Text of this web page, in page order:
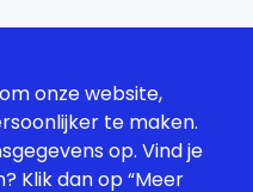
te verbeteren |
onze website,
te maken.
op. Vind je
Klik dan op “Meer